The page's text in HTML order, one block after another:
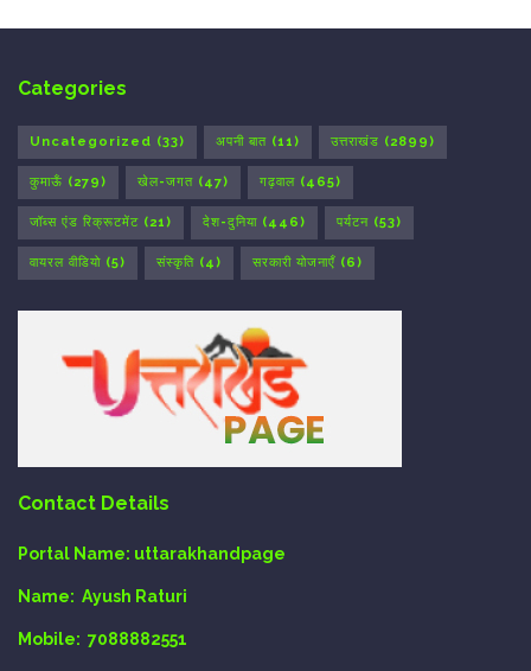
Categories
Uncategorized (33) अपनी बात (11) उत्तराखंड (2899)
कुमाऊँ (279) खेल-जगत (47) गढ़वाल (465)
जॉब्स एंड रिक्रूटमेंट (21) देश-दुनिया (446) पर्यटन (53)
वायरल वीडियो (5) संस्कृति (4) सरकारी योजनाएँ (6)
Contact Details
Portal Name: uttarakhandpage
Name: Ayush Raturi
Mobile: 7088882551